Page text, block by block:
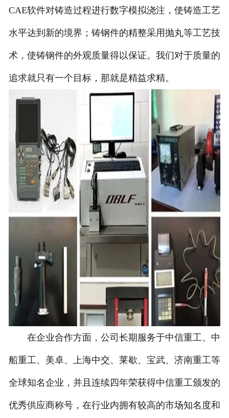
CAE软件对铸造过程进行数字模拟浇注，使铸造工艺
水平达到新的境界；铸钢件的精整采用抛丸等工艺技
术，使铸钢件的外观质量得以保证。我们对于质量的
追求就只有一个目标，那就是精益求精。
在企业合作方面，公司长期服务于中信重工、中
船重工、美卓、上海中交、莱歇、宝武、济南重工等
全球知名企业，并且连续四年荣获得中信重工颁发的
优秀供应商称号，在行业内拥有较高的市场知名度和